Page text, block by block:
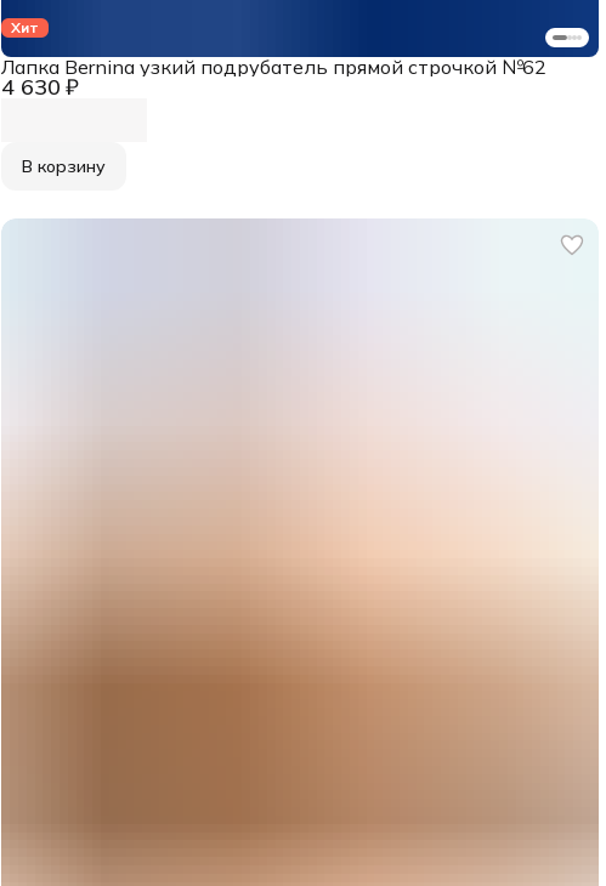
Хит
4 630 ₽
Лапка Bernina узкий подрубатель прямой строчкой №62
В корзину